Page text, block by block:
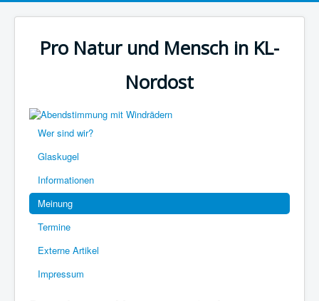
Pro Natur und Mensch in KL-
Nordost
Wer sind wir?
Glaskugel
Informationen
Meinung
Termine
Externe Artikel
Impressum